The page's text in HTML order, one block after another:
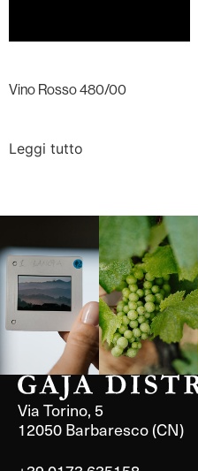
Vino Rosso 480/00
Leggi tutto
Langa, 1977 Borgogna,
Francia
Via Torino, 5
12050 Barbaresco (CN)